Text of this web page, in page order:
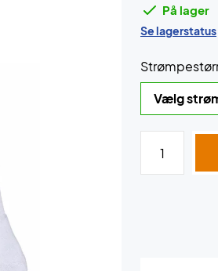
På lager
Se lagerstatus